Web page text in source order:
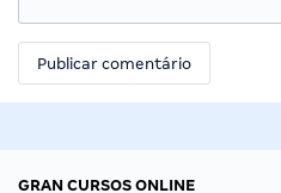
GRAN CURSOS ONLINE